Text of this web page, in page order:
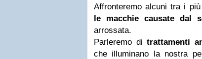
Affronteremo alcuni tra i
le macchie causate dal
arrossata.
Parleremo di trattamenti
che illuminano la nostra